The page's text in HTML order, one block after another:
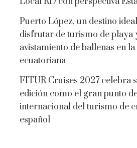
Puerto López, un destino
disfrutar de turismo de playa
avistamiento de ballenas en
ecuatoriana
FITUR Cruises 2027 celebra
edición como el gran punto
internacional del turismo de
español